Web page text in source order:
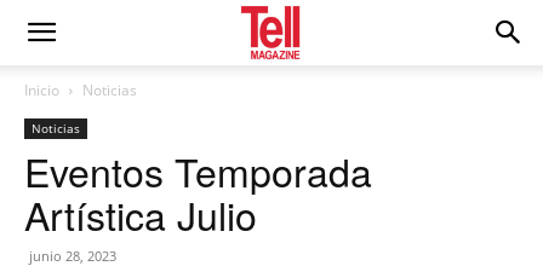
Inicio Noticias
Noticias
Eventos Temporada
Artística Julio
junio 28, 2023